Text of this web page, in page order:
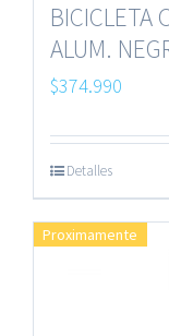
BICICLETA
ALUM.
$374.990
Detalles
Proximamente